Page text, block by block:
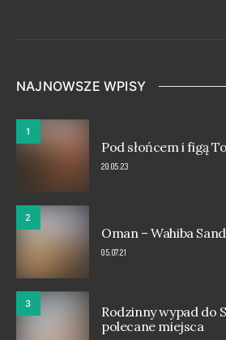
NAJNOWSZE WPISY
1
Pod słońcem i figą
20.05.23
2
Oman – Wahiba
05.07.21
3
Rodzinny wypad do
polecane miejsca